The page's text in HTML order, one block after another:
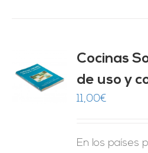
Cocinas
de uso y
11,00€
En los países